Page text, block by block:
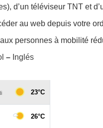
d’un téléviseur TNT et
au web depuis votre
aux personnes à mobilité
– Inglés